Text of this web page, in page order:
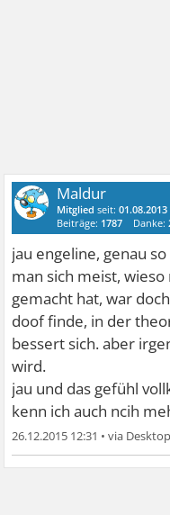
Maldur
Mitglied seit:01.08.2013
Beiträge: 1787 Danke:
jau engeline, genau
man sich meist,
gemacht hat, war
doof finde, in der
bessert sich. aber
wird.
jau und das gefühl
kenn ich auch ncih
26.12.2015 12:31 •